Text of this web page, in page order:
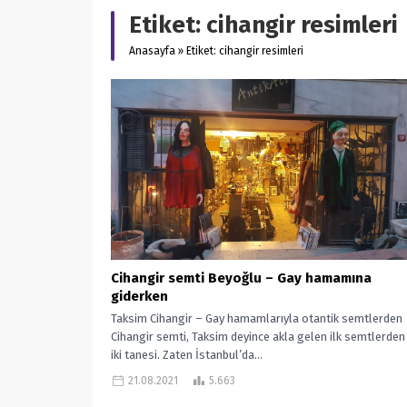
Etiket: cihangir resimleri
Anasayfa » Etiket: cihangir resimleri
Cihangir semti Beyoğlu – Gay hamamına
giderken
Taksim Cihangir – Gay hamamlarıyla otantik semtlerden
Cihangir semti, Taksim deyince akla gelen ilk
iki tanesi. Zaten İstanbul’da...
21.08.2021 5.663